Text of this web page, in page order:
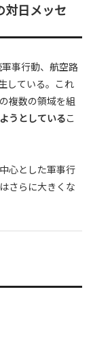
対日メッセ
事行動、航空路
している。これ
複数の領域を組
うとしているこ
心とした軍事行
さらに大きくな